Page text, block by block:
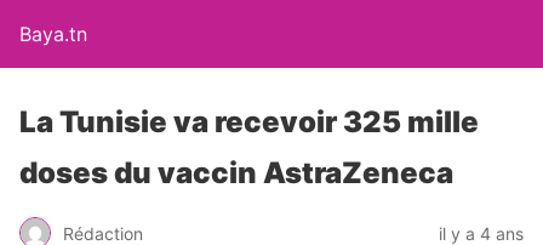
Baya.tn
La Tunisie va recevoir 325 mille
doses du vaccin AstraZeneca
Rédaction il y a 4 ans